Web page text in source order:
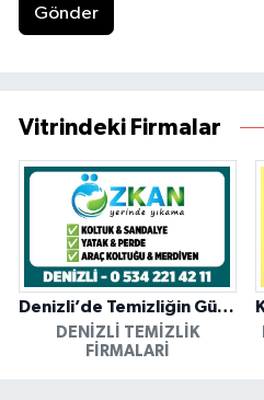
Gönder
Vitrindeki Firmalar
Denizli’de Temizliğin Güvenilir Adresi: Özkan Yerinde Yıkama
DENIZLI TEMIZLIK
FIRMALARI